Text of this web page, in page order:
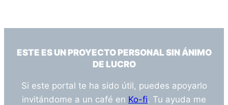
ESTE ES UN PROYECTO PERSONAL SIN ÁNIMO
DE LUCRO
Si este portal te ha sido útil, puedes apoyarlo
invitándome a un café en Ko-fi. Tu ayuda me